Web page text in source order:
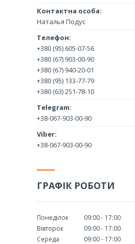
Наталья Подус
+380 (95) 605-07-56
+380 (67) 903-00-90
+380 (67) 940-20-01
+380 (95) 133-77-79
+380 (63) 251-78-10
+38-067-903-00-90
+38-067-903-00-90
ГРАФІК РОБОТИ
Понеділок 09:00
17:00
Вівторок
09:00
17:00
Середа
09:00
17:00